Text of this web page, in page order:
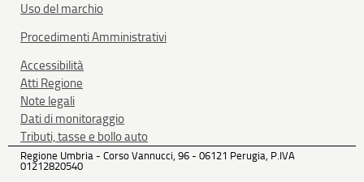
Uso del marchio
Procedimenti Amministrativi
Accessibilità
Atti Regione
Note legali
Dati di monitoraggio
Tributi, tasse e bollo auto
Regione Umbria - Corso Vannucci, 96 - 06121 Perugia, P.IVA
01212820540